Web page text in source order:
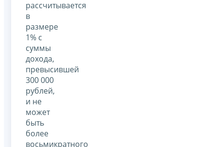
рассчитывается
в
размере
1% с
суммы
дохода,
превысившей
300 000
рублей,
и не
может
быть
более
восьмикратного